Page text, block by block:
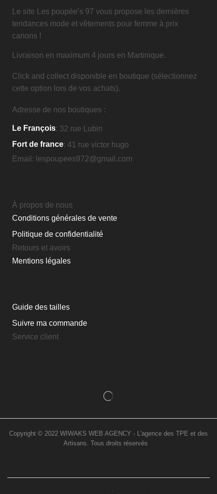
Le site Les poupée’s 97 vous propose les dernières
tendances mode et vêtements pour femme à prix
canons !
Livraison en maximum 4 jours en Martinique.
Click and collect disponible en boutique (sélectionnez
cette option lors de vos achats).
Adresse de nos boutiques :
Le François: 32 rue Lubin
Fort de france: 41 rue victor hugo
Email: lespoupees972@gmail.com
À propos de nous
Conditions générales de vente
Politique de confidentialité
Retours et avoirs
Mentions légales
Guide des tailles
Suivre ma commande
Service client
Copyright © 2022 WIWAKS WEB AGENCY - L'agence des TPE et des
Artisans. Tous droits réservés